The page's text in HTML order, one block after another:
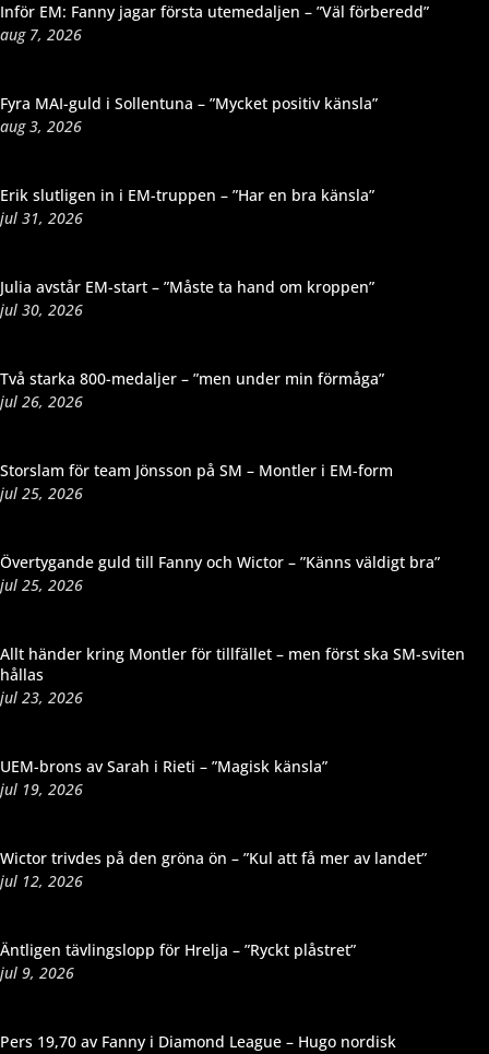
Inför EM: Fanny jagar första utemedaljen – ”Väl förberedd”
aug 7, 2026
Fyra MAI-guld i Sollentuna – ”Mycket positiv känsla”
aug 3, 2026
Erik slutligen in i EM-truppen – ”Har en bra känsla”
jul 31, 2026
Julia avstår EM-start – ”Måste ta hand om kroppen”
jul 30, 2026
Två starka 800-medaljer – ”men under min förmåga”
jul 26, 2026
Storslam för team Jönsson på SM – Montler i EM-form
jul 25, 2026
Övertygande guld till Fanny och Wictor – ”Känns väldigt bra”
jul 25, 2026
Allt händer kring Montler för tillfället – men först ska SM-sviten
hållas
jul 23, 2026
UEM-brons av Sarah i Rieti – ”Magisk känsla”
jul 19, 2026
Wictor trivdes på den gröna ön – ”Kul att få mer av landet”
jul 12, 2026
Äntligen tävlingslopp för Hrelja – ”Ryckt plåstret”
jul 9, 2026
Pers 19,70 av Fanny i Diamond League – Hugo nordisk